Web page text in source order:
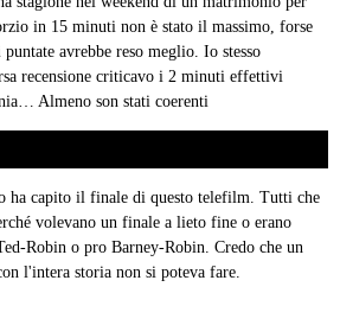
in 15 minuti non è stato il massimo, forse
avrebbe reso meglio. Io stesso
recensione criticavo i 2 minuti effettivi
Almeno son stati coerenti
ha capito il finale di questo telefilm. Tutti che
volevano un finale a lieto fine o erano
Robin o pro Barney-Robin. Credo che un
l'intera storia non si poteva fare.